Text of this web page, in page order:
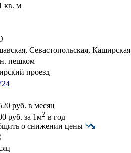
кв. м
Севастопольская, Каширская
пешком
проезд
руб. в месяц
руб. за 1м2 в год
о снижении цены